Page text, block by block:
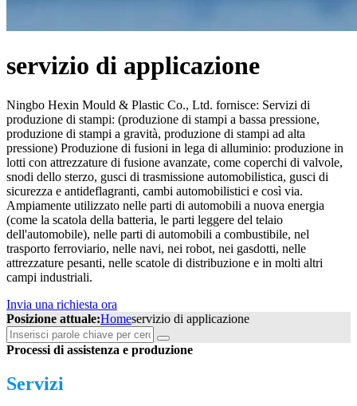
servizio di applicazione
Ningbo Hexin Mould & Plastic Co., Ltd. fornisce: Servizi di
produzione di stampi: (produzione di stampi a bassa pressione,
produzione di stampi a gravità, produzione di stampi ad alta
pressione) Produzione di fusioni in lega di alluminio: produzione in
lotti con attrezzature di fusione avanzate, come coperchi di valvole,
snodi dello sterzo, gusci di trasmissione automobilistica, gusci di
sicurezza e antideflagranti, cambi automobilistici e così via.
Ampiamente utilizzato nelle parti di automobili a nuova energia
(come la scatola della batteria, le parti leggere del telaio
dell'automobile), nelle parti di automobili a combustibile, nel
trasporto ferroviario, nelle navi, nei robot, nei gasdotti, nelle
attrezzature pesanti, nelle scatole di distribuzione e in molti altri
campi industriali.
Invia una richiesta ora
Posizione attuale:Homeservizio di applicazione
Processi di assistenza e produzione
Servizi